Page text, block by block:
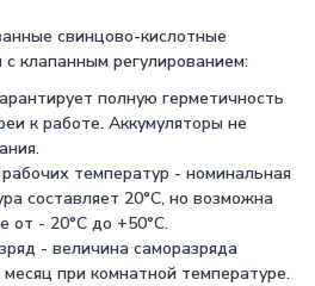
свинцово-кислотные
клапанным регулированием:
полную герметичность
к работе. Аккумуляторы не
температур - номинальная
составляет 20°С, но возможна
от - 20°С до +50°С.
- величина саморазряда
при комнатной температуре.